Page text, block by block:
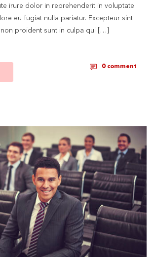
irure dolor in reprehenderit in voluptate
eu fugiat nulla pariatur. Excepteur sint
proident sunt in culpa qui […]
0 comment